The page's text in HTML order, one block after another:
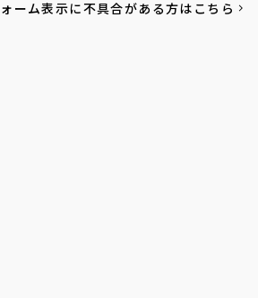
ーム表示に不具合がある方はこちら